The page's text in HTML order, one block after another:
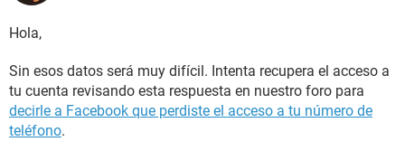
Hola,
Sin esos datos será muy difícil. Intenta recupera el acceso a
tu cuenta revisando esta respuesta en nuestro foro para
decirle a Facebook que perdiste el acceso a tu número de
teléfono.